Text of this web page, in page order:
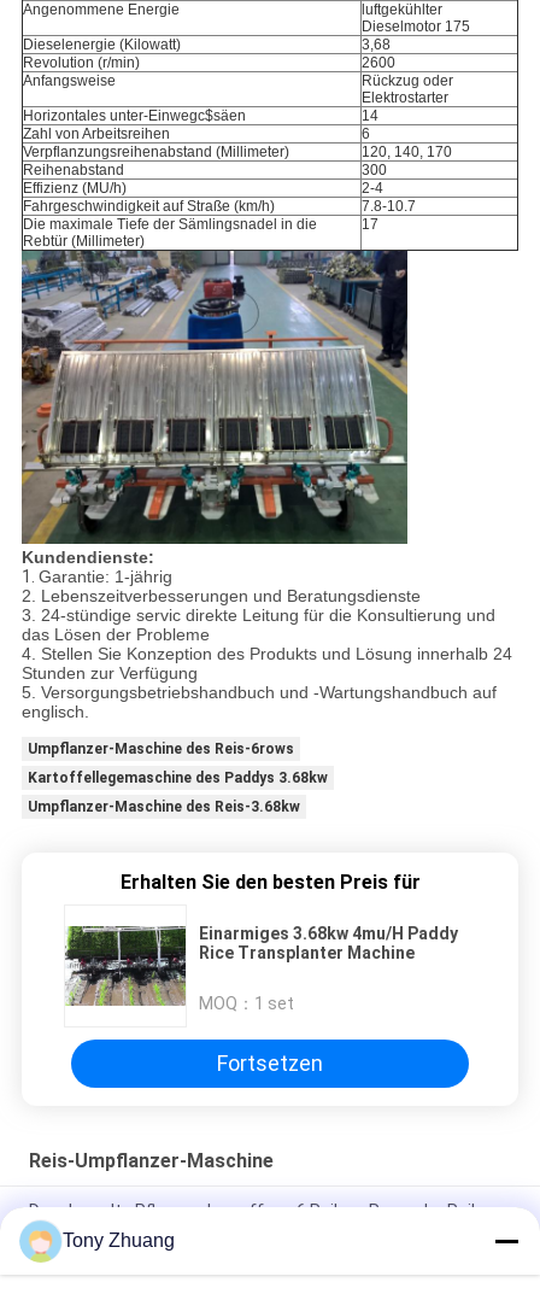
Angenommene Energie
luftgekühlter
Dieselmotor 175
Dieselenergie (Kilowatt)
3,68
Revolution (r/min)
2600
Anfangsweise
Rückzug oder
Elektrostarter
Horizontales unter-Einwegc$säen
14
Zahl von Arbeitsreihen
6
Verpflanzungsreihenabstand (Millimeter)
120, 140, 170
Reihenabstand
300
Effizienz (MU/h)
2-4
Fahrgeschwindigkeit auf Straße (km/h)
7.8-10.7
Die maximale Tiefe der Sämlingsnadel in die
Rebtür (Millimeter)
17
Kundendienste:
1. Garantie: 1-jährig
2. Lebenszeitverbesserungen und Beratungsdienste
3. 24-stündige servic direkte Leitung für die Konsultierung und
das Lösen der Probleme
4. Stellen Sie Konzeption des Produkts und Lösung innerhalb 24
Stunden zur Verfügung
5. Versorgungsbetriebshandbuch und -Wartungshandbuch auf
englisch.
Umpflanzer-Maschine des Reis-6rows
Kartoffellegemaschine des Paddys 3.68kw
Umpflanzer-Maschine des Reis-3.68kw
Erhalten Sie den besten Preis für
Einarmiges 3.68kw 4mu/H Paddy
Rice Transplanter Machine
MOQ： 1 set
Fortsetzen
Reis-Umpflanzer-Maschine
Das doppelte Pflanzen bewaffnen 6 Reihen-Raum der Reihen-
Reis-Umpflanzer-Maschinen-300mm
Landwirtschaft 6 Reihen Paddy Transplanter Machine,
Tony Zhuang